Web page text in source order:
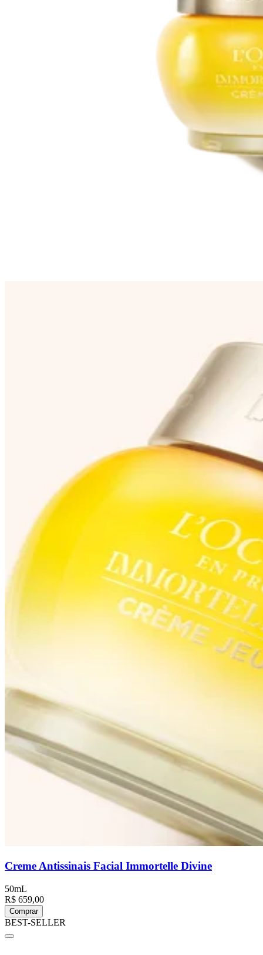
Creme Antissinais Facial Immortelle Divine
50mL
R$ 659,00
Comprar
BEST-SELLER